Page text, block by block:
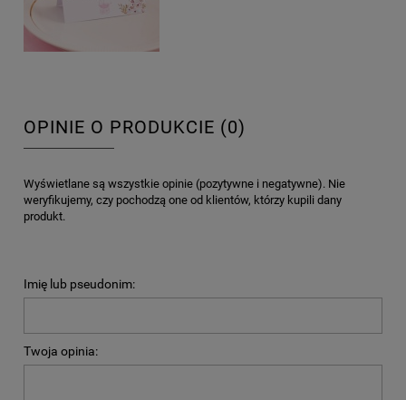
OPINIE O PRODUKCIE (0)
Wyświetlane są wszystkie opinie (pozytywne i negatywne). Nie
weryfikujemy, czy pochodzą one od klientów, którzy kupili dany
produkt.
Imię lub pseudonim:
Twoja opinia: